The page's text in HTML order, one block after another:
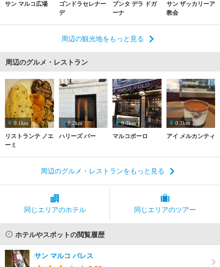
サン マルコ広場
ゴンドラセレナー
デ
プンタ デラ ドガ
ーナ
サン ザッカリーア
教会
周辺の観光地をもっと見る
周辺のグルメ・レストラン
0.1km
リストランテ ノエ
ーミ
0.2km
ハリーズ バー
0.3km
マルコポーロ
0.3km
アイ メルカンティ
周辺のグルメ・レストランをもっと見る
同じエリアのホテル 同じエリアのツアー
ホテルやスポットの閲覧履歴
サン マルコ パレス